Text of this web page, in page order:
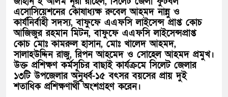
এসোসিয়েশনের কোষাধ্যক্ষ রুবেল আহমদ নান্নু ও
কার্যনির্বাহী সদস্য, বাফুফে এএফসি লাইসেন্স প্রাপ্ত কোচ
আজিজুর রহমান মিটন, বাফুফে এএফসি লাইসেন্সপ্রাপ্ত
কোচ মোঃ কামরুল হাসান, মোঃ খালেদ আহমদ,
সালাহউদ্দিন রাজু, রিপন আহমেদ ও সোহেল আহমদ প্রমুখ।
উক্ত প্রশিক্ষণ কর্মসূচির বাছাই কার্যক্রমে সিলেট জেলার
১৩টি উপজেলার অনূর্ধ্ব-১৫ বৎসর বয়সের প্রায় দুই
শতাধিক প্রশিক্ষণার্থী অংশগ্রহণ করেন।